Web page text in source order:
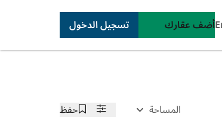
أضف عقارك تسجيل الدخول
المساحة حفظ